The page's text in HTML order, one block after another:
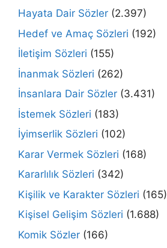
Hayata Dair Sözler (2.397)
Hedef ve Amaç Sözleri (192)
İletişim Sözleri (155)
İnanmak Sözleri (262)
İnsanlara Dair Sözler (3.431)
İstemek Sözleri (183)
İyimserlik Sözleri (102)
Karar Vermek Sözleri (168)
Kararlılık Sözleri (342)
Kişilik ve Karakter Sözleri (165)
Kişisel Gelişim Sözleri (1.688)
Komik Sözler (166)